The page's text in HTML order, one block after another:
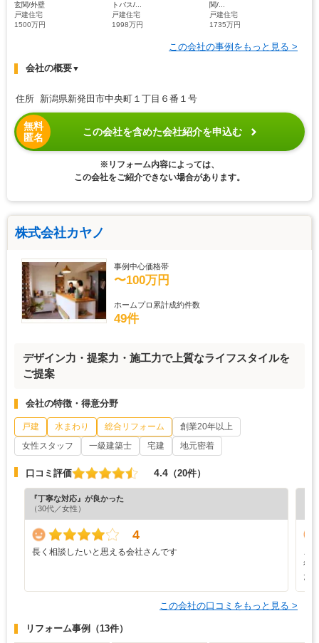
玄関/外壁
戸建住宅
1500万円
トバス/...
戸建住宅
1998万円
関/...
戸建住宅
1735万円
この会社の事例をもっと見る >
会社の概要▼
住所 新潟県新発田市中央町１丁目６番１号
無料
匿名
この会社を含めた会社紹介を申込む
※リフォーム内容によっては、
この会社をご紹介できない場合があります。
株式会社カヤノ
事例中心価格帯
〜100万円
ホームプロ累計成約件数
49件
デザイン力・提案力・施工力で上質なライフスタイルを
ご提案
会社の特徴・得意分野
戸建 水まわり 総合リフォーム
創業20年以上
女性スタッフ
一級建築士 宅建 地元密着
口コミ評価 4.4 （20件）
『丁寧な対応』が良かった
（30代／女性）
4
長く相談したいと思える会社さんです
こ
行
た
この会社の口コミをもっと見る >
リフォーム事例 （13件）